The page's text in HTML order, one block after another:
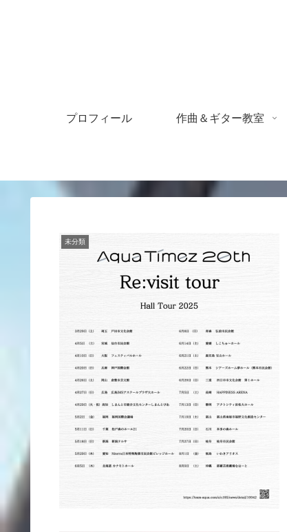
プロフィール 作曲＆ギター教室
未分類